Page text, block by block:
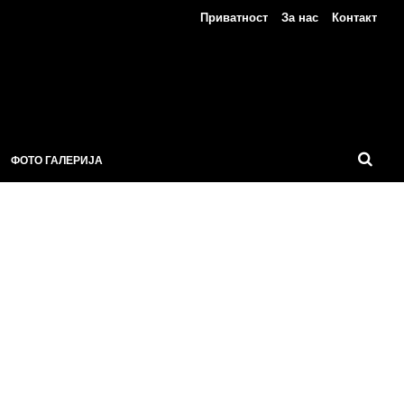
ФОТО ГАЛЕРИЈА
Приватност За нас Контакт